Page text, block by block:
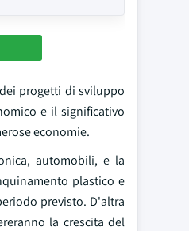
progetti di sviluppo
e il significativo
economie.
automobili, e la
plastico e
previsto. D'altra
la crescita del